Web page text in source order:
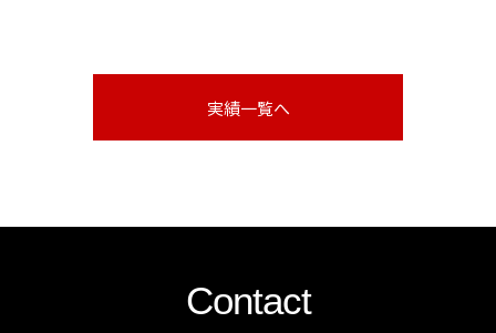
実績一覧へ
Contact